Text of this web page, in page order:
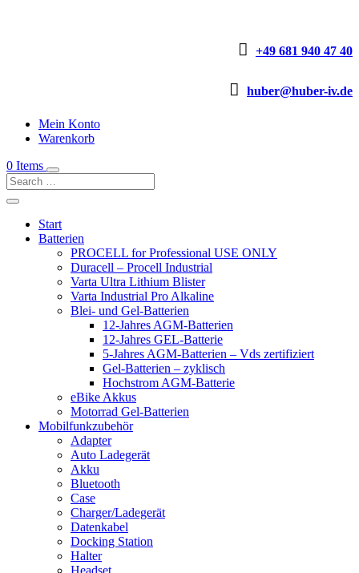
 +49 681 940 47 40
 huber@huber-iv.de
Mein Konto
Warenkorb
0 Items
Start
Batterien
PROCELL for Professional USE ONLY
Duracell – Procell Industrial
Varta Ultra Lithium Blister
Varta Industrial Pro Alkaline
Blei- und Gel-Batterien
12-Jahres AGM-Batterien
12-Jahres GEL-Batterie
5-Jahres AGM-Batterien – Vds zertifiziert
Gel-Batterien – zyklisch
Hochstrom AGM-Batterie
eBike Akkus
Motorrad Gel-Batterien
Mobilfunkzubehör
Adapter
Auto Ladegerät
Akku
Bluetooth
Case
Charger/Ladegerät
Datenkabel
Docking Station
Halter
Headset